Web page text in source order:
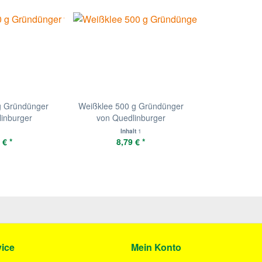
Gründünger
€ *
Weißklee 500 g Gründünger
von Quedlinburger
Inhalt 1
8,79 € *
Mein Konto